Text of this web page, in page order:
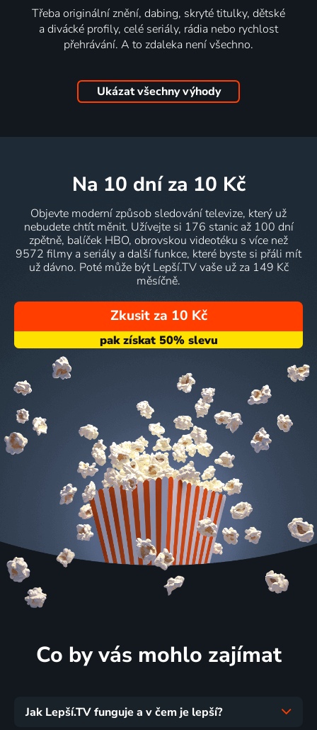
Třeba originální znění, dabing, skryté titulky, dětské
a divácké profily, celé seriály, rádia nebo rychlost
přehrávání. A to zdaleka není všechno.
Ukázat všechny výhody
na 10 dní za 10 Kč
Objevte moderní způsob sledování televize, který už
nebudete chtít měnit. Užívejte si 176 stanic až 100 dní
zpětně, balíček HBO, obrovskou videotéku s více než
9572 filmy a seriály a další funkce, které byste si přáli mít
už dávno. Poté může být Lepší.TV vaše už za 149 Kč
měsíčně.
Zkusit za 10 Kč
Co by vás mohlo zajímat
Jak Lepší.TV funguje a v čem je lepší?